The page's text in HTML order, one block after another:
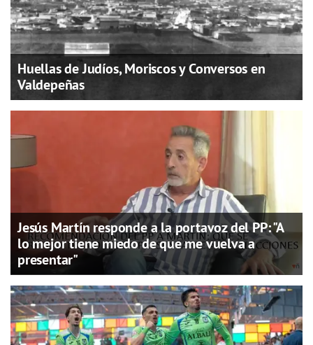
Huellas de Judíos, Moriscos y Conversos en
Valdepeñas
Jesús Martín responde a la portavoz del PP: "A
lo mejor tiene miedo de que me vuelva a
presentar"